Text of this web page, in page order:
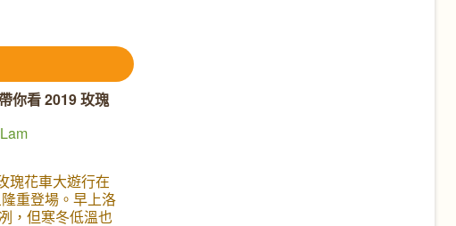
你看 2019 玫瑰
瑰花車大遊行在
重登場。早上洛
，但寒冬低溫也